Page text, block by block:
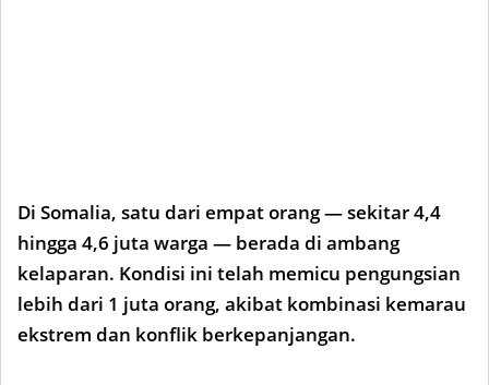
Di Somalia, satu dari empat orang — sekitar 4,4
hingga 4,6 juta warga — berada di ambang
kelaparan. Kondisi ini telah memicu pengungsian
lebih dari 1 juta orang, akibat kombinasi kemarau
ekstrem dan konflik berkepanjangan.